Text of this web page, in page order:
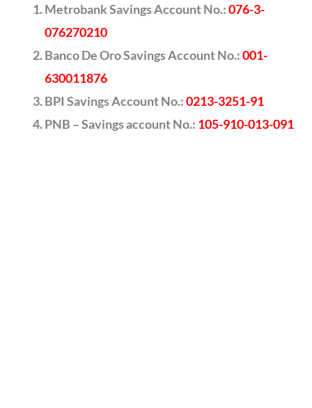
Metrobank Savings Account No.:076-3-
076270210
Banco De Oro Savings Account No.:001-
630011876
BPI Savings Account No.:0213-3251-91
PNB – Savings account No.: 105-910-013-091